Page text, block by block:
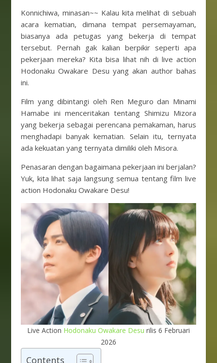
Konnichiwa, minasan~~ Kalau kita melihat di sebuah
acara kematian, dimana tempat persemayaman,
biasanya ada petugas yang bekerja di tempat
tersebut. Pernah gak kalian berpikir seperti apa
pekerjaan mereka? Kita bisa lihat nih di live action
Hodonaku Owakare Desu yang akan author bahas
ini.
Film yang dibintangi oleh Ren Meguro dan Minami
Hamabe ini menceritakan tentang Shimizu Mizora
yang bekerja sebagai perencana pemakaman, harus
menghadapi banyak kematian. Selain itu, ternyata
ada kekuatan yang ternyata dimiliki oleh Misora.
Penasaran dengan bagaimana pekerjaan ini berjalan?
Yuk, kita lihat saja langsung semua tentang film live
action Hodonaku Owakare Desu!
Live Action Hodonaku Owakare Desu rilis 6 Februari
2026
Contents